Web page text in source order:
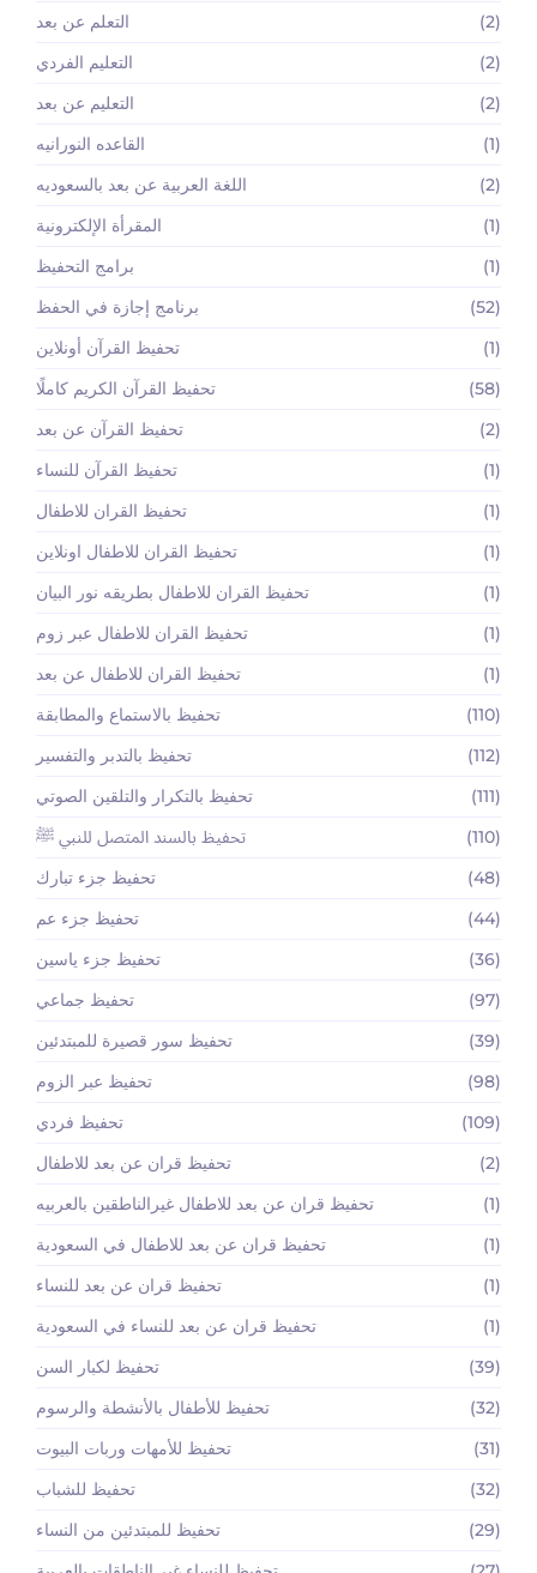
التعلم عن بعد
(2)
التعليم الفردي
(2)
التعليم عن بعد
(2)
القاعده النورانيه
(1)
اللغة العربية عن بعد بالسعوديه
(2)
المقرأة الإلكترونية
(1)
برامج التحفيظ
(1)
برنامج إجازة في الحفظ
(52)
تحفيظ القرآن أونلاين
(1)
تحفيظ القرآن الكريم كاملًا
(58)
تحفيظ القرآن عن بعد
(2)
تحفيظ القرآن للنساء
(1)
تحفيظ القران للاطفال
(1)
تحفيظ القران للاطفال اونلاين
(1)
تحفيظ القران للاطفال بطريقه نور البيان
(1)
تحفيظ القران للاطفال عبر زوم
(1)
تحفيظ القران للاطفال عن بعد
(1)
تحفيظ بالاستماع والمطابقة
(110)
تحفيظ بالتدبر والتفسير
(112)
تحفيظ بالتكرار والتلقين الصوتي
(111)
تحفيظ بالسند المتصل للنبي ﷺ
(110)
تحفيظ جزء تبارك
(48)
تحفيظ جزء عم
(44)
تحفيظ جزء ياسين
(36)
تحفيظ جماعي
(97)
تحفيظ سور قصيرة للمبتدئين
(39)
تحفيظ عبر الزوم
(98)
تحفيظ فردي
(109)
تحفيظ قران عن بعد للاطفال
(2)
تحفيظ قران عن بعد للاطفال غيرالناطقين بالعربيه
(1)
تحفيظ قران عن بعد للاطفال في السعودية
(1)
تحفيظ قران عن بعد للنساء
(1)
تحفيظ قران عن بعد للنساء في السعودية
(1)
تحفيظ لكبار السن
(39)
تحفيظ للأطفال بالأنشطة والرسوم
(32)
تحفيظ للأمهات وربات البيوت
(31)
تحفيظ للشباب
(32)
تحفيظ للمبتدئين من النساء
(29)